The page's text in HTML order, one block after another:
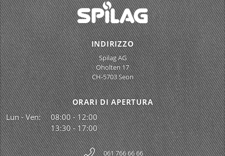
INDIRIZZO
Spilag AG
Oholten 17
CH-5703 Seon
ORARI DI APERTURA
Lun - Ven:
08:00 - 12:00
13:30 - 17:00
061 766 66 66